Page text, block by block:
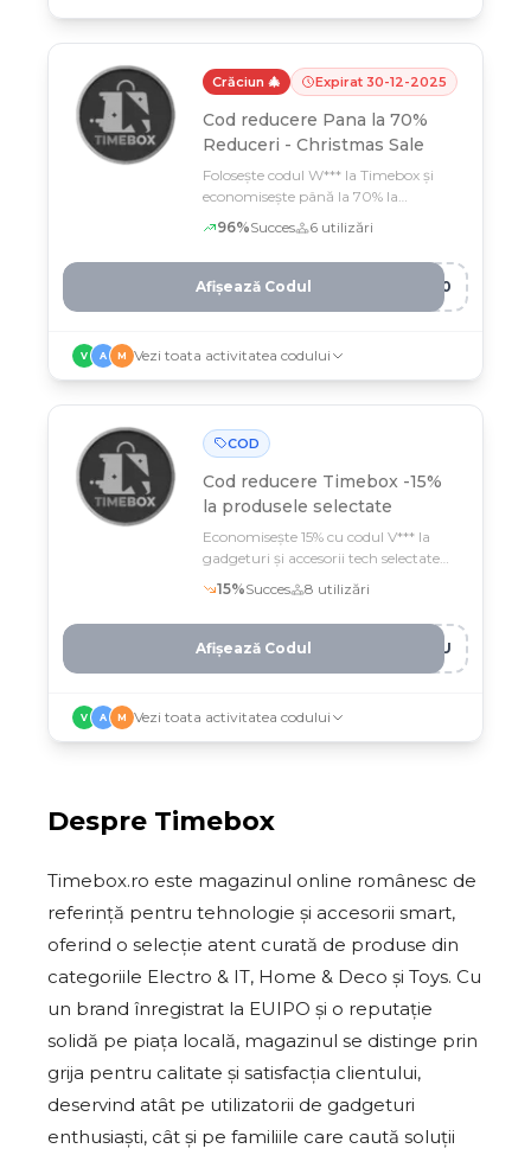
Crăciun 🎄 Expirat 30-12-2025
Cod reducere Pana la 70%
Reduceri - Christmas Sale
Folosește codul W*** la Timebox și
economisește până la 70% la
gadgeturi și articole tech perfecte
pentru cadourile de Crăciun
96%Succes 6 utilizări
E10
Afișează Codul
V A M Vezi toata activitatea codului
COD
Cod reducere Timebox -15%
la produsele selectate
Economisește 15% cu codul V*** la
gadgeturi și accesorii tech selectate
pe Timebox
15%Succes 8 utilizări
DMU
Afișează Codul
V A M Vezi toata activitatea codului
Despre Timebox
Timebox.ro este magazinul online românesc de
referință pentru tehnologie și accesorii smart,
oferind o selecție atent curată de produse din
categoriile Electro & IT, Home & Deco și Toys. Cu
un brand înregistrat la EUIPO și o reputație
solidă pe piața locală, magazinul se distinge prin
grija pentru calitate și satisfacția clientului,
deservind atât pe utilizatorii de gadgeturi
enthusiaști, cât și pe familiile care caută soluții